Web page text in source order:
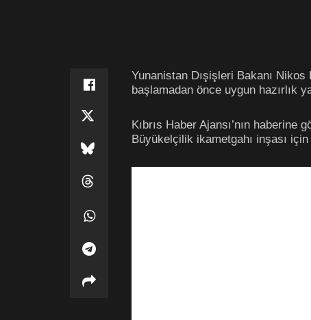
Yunanistan Dışişleri Bakanı
başlamadan önce uygun hazırlık
Kıbrıs Haber Ajansı’nın
Büyükelçilik ikametgahı inşası